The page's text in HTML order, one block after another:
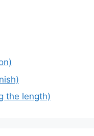
the length)